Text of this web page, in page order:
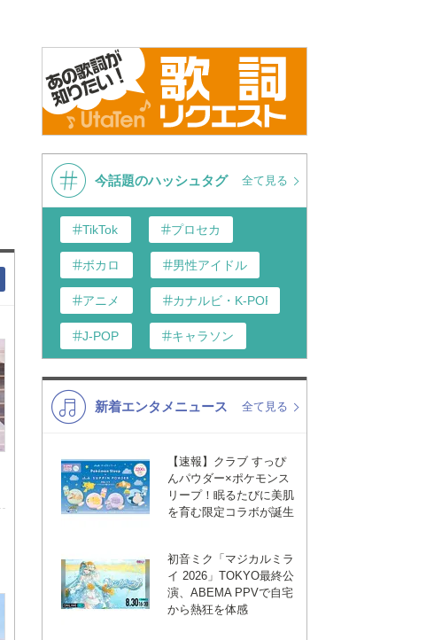
今話題のハッシュタグ 全て見る
TikTok プロセカ
ボカロ 男性アイドル
アニメ カナルビ・K-POP和訳
J-POP キャラソン
K-POP 演歌・歌謡
VTuber ディズニー
新着エンタメニュース 全て見る
【速報】クラブ すっぴ
んパウダー×ポケモンス
リープ！眠るたびに美肌
を育む限定コラボが誕生
初音ミク「マジカルミラ
イ 2026」TOKYO最終公
演、ABEMA PPVで自宅
から熱狂を体感